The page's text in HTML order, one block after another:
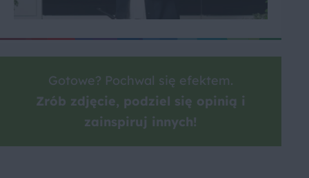
Gotowe? Pochwal się efektem.
Zrób zdjęcie, podziel się opinią i
zainspiruj innych!